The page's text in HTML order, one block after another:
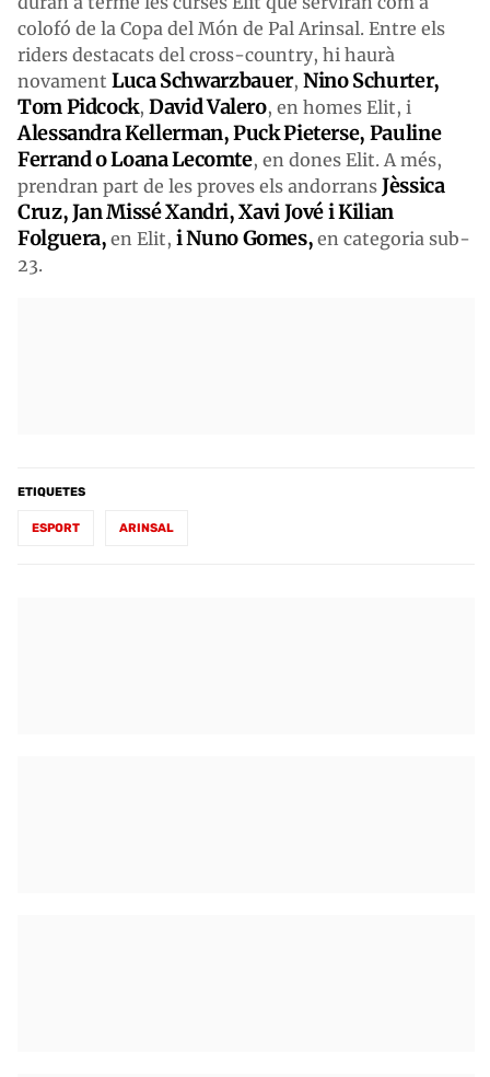
colofó de la Copa del Món de Pal Arinsal. Entre els
riders destacats del cross-country, hi haurà
novament Luca Schwarzbauer, Nino Schurter,
Tom Pidcock,David Valero, en homes Elit, i
Alessandra Kellerman, Puck Pieterse, Pauline
Ferrand o Loana Lecomte, en dones Elit. A més,
prendran part de les proves els andorrans Jèssica
Cruz, Jan Missé Xandri, Xavi Jové i Kilian
Folguera,en Elit, i Nuno Gomes,en categoria sub-
23.
ETIQUETES
ESPORT ARINSAL